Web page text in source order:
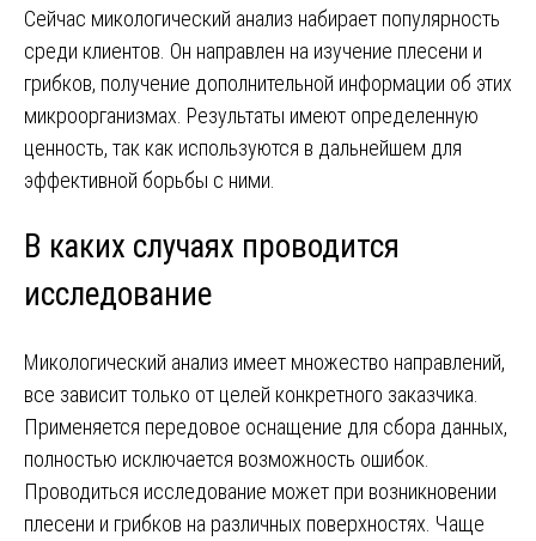
Сейчас микологический анализ набирает популярность
среди клиентов. Он направлен на изучение плесени и
грибков, получение дополнительной информации об этих
микроорганизмах. Результаты имеют определенную
ценность, так как используются в дальнейшем для
эффективной борьбы с ними.
В каких случаях проводится
исследование
Микологический анализ имеет множество направлений,
все зависит только от целей конкретного заказчика.
Применяется передовое оснащение для сбора данных,
полностью исключается возможность ошибок.
Проводиться исследование может при возникновении
плесени и грибков на различных поверхностях. Чаще